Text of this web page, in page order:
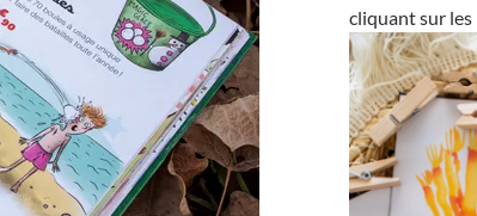
cliquant sur les